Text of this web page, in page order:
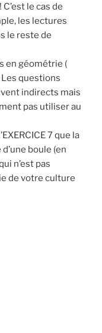
le cas de
les lectures
le reste de
en géométrie (
questions
indirects mais
pas utiliser au
7 que la
boule (en
n’est pas
de votre culture